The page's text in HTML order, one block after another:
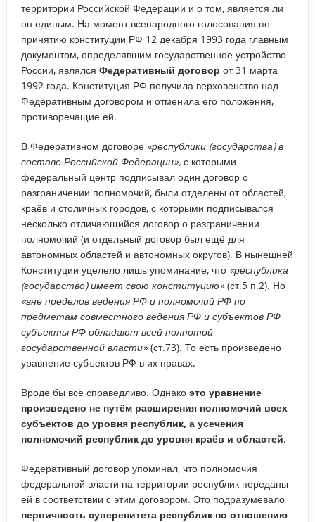
территории Российской Федерации и о том, является ли
он единым. На момент всенародного голосования по
принятию конституции РФ 12 декабря 1993 года главным
документом, определявшим государственное устройство
России, являлся Федеративный договор от 31 марта
1992 года. Конституция РФ получила верховенство над
Федеративным договором и отменила его положения,
противоречащие ей.
В Федеративном договоре «республики (государства) в
составе Российской Федерации»,с которыми
федеральный центр подписывал один договор о
разграничении полномочий, были отделены от областей,
краёв и столичных городов, с которыми подписывался
несколько отличающийся договор о разграничении
полномочий (и отдельный договор был ещё для
автономных областей и автономных округов). В нынешней
Конституции уцелело лишь упоминание, что «республика
(государство) имеет свою конституцию»(ст.5 п.2). Но
«вне пределов ведения РФ и полномочий РФ по
предметам совместного ведения РФ и субъектов РФ
субъекты РФ обладают всей полнотой
государственной власти»(ст.73). То есть произведено
уравнение субъектов РФ в их правах.
Вроде бы всё справедливо. Однако это уравнение
произведено не путём расширения полномочий всех
субъектов до уровня республик, а усечения
полномочий республик до уровня краёв и областей.
Федеративный договор упоминал, что полномочия
федеральной власти на территории республик переданы
ей в соответствии с этим договором. Это подразумевало
первичность суверенитета республик по отношению